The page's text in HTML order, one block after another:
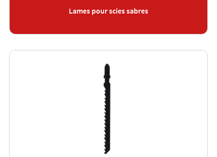
Lames pour scies sabres